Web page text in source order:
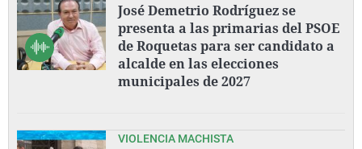
José Demetrio Rodríguez se
presenta a las primarias del PSOE
de Roquetas para ser candidato a
alcalde en las elecciones
municipales de 2027
VIOLENCIA MACHISTA